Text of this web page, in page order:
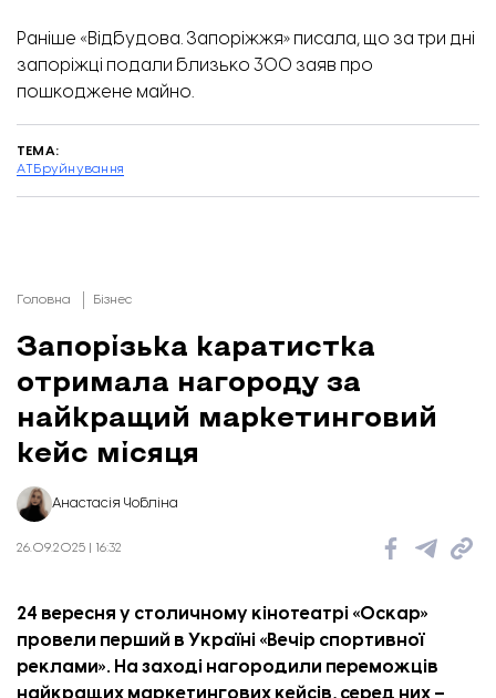
Раніше «Відбудова. Запоріжжя» писала, що за три дні
запоріжці подали близько 300 заяв про
пошкоджене майно.
ТЕМА:
АТБруйнування
Головна Бізнес
Запорізька каратистка
отримала нагороду за
найкращий маркетинговий
кейс місяця
Анастасія Чобліна
26.09.2025 | 16:32
24 вересня у столичному кінотеатрі «Оскар»
провели перший в Україні «Вечір спортивної
реклами». На заході нагородили переможців
найкращих маркетингових кейсів, серед них –